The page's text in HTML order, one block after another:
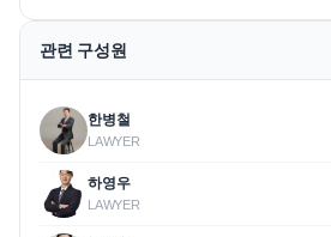
관련 구성원
한병철
LAWYER
하영우
LAWYER